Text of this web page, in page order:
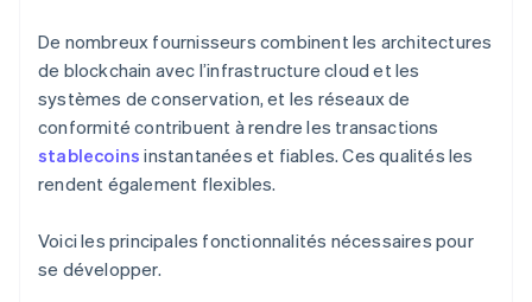
De nombreux fournisseurs combinent les architectures
de blockchain avec l’infrastructure cloud et les
systèmes de conservation, et les réseaux de
conformité contribuent à rendre les transactions
stablecoins instantanées et fiables. Ces qualités les
rendent également flexibles.
Voici les principales fonctionnalités nécessaires pour
se développer.